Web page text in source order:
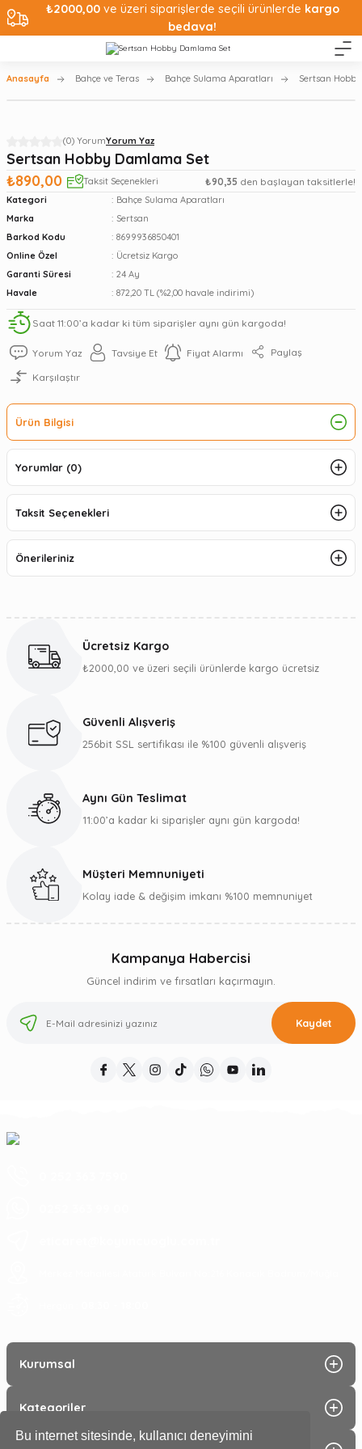
Bu internet sitesinde, kullanıcı deneyimini
₺2000,00ve üzeri siparişlerde seçili ürünlerde kargo
bedava!
Anasayfa Bahçe ve Teras Bahçe Sulama Aparatları Sertsan
(0) YorumYorum Yaz
Sertsan Hobby Damlama Set
₺890,00
Taksit Seçenekleri ₺90,35 den başlayan taksitlerle!
Kategori
Bahçe Sulama Aparatları
Marka
Sertsan
Barkod Kodu
8699936850401
Online Özel
Ücretsiz Kargo
Garanti Süresi
24 Ay
Havale
872,20 TL (%2,00 havale indirimi)
Saat 11:00’a kadar ki tüm siparişler aynı gün kargoda!
Yorum Yaz Tavsiye Et Fiyat Alarmı Paylaş
Karşılaştır
Ürün Bilgisi
Yorumlar (0)
Taksit Seçenekleri
Önerileriniz
Ücretsiz Kargo
₺2000,00 ve üzeri seçili ürünlerde kargo ücretsiz
Güvenli Alışveriş
256bit SSL sertifikası ile %100 güvenli alışveriş
Aynı Gün Teslimat
11:00’a kadar ki siparişler aynı gün kargoda!
Müşteri Memnuniyeti
Kolay iade & değişim imkanı %100 memnuniyet
Kampanya Habercisi
Güncel indirim ve fırsatları kaçırmayın.
Kaydet
Kurumsal
Kategoriler